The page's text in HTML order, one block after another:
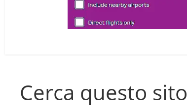
Cerca questo sito